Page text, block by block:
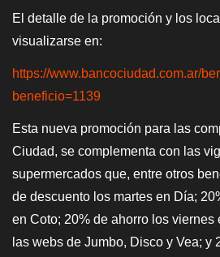
El detalle de la promoción y los
visualizarse en:
https://www.bancociudad.com.ar/
beneficio=1139
Esta nueva promoción para las
Ciudad, se complementa con las
supermercados que, entre otros
de descuento los martes en Día;
en Coto; 20% de ahorro los viernes
las webs de Jumbo, Disco y Vea; y